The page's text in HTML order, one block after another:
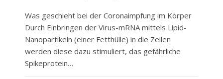
Was geschieht bei der Coronaimpfung im Körper
Durch Einbringen der Virus-mRNA mittels Lipid-
Nanopartikeln (einer Fetthülle) in die Zellen
werden diese dazu stimuliert, das gefährliche
Spikeprotein…